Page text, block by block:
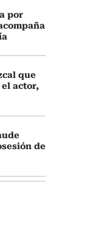
por
que
actor,
de